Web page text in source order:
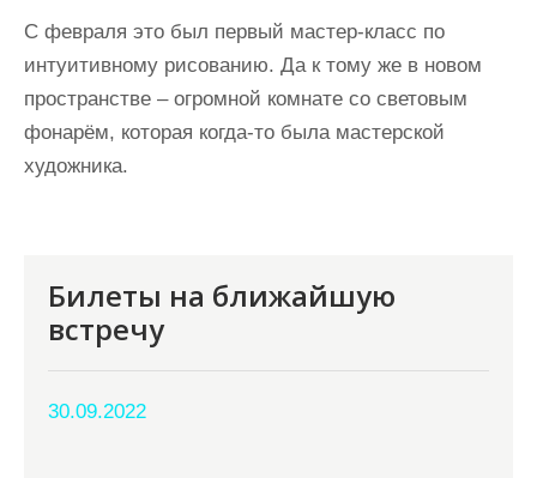
С февраля это был первый мастер-класс по
интуитивному рисованию. Да к тому же в новом
пространстве – огромной комнате со световым
фонарём, которая когда-то была мастерской
художника.
Билеты на ближайшую
встречу
30.09.2022